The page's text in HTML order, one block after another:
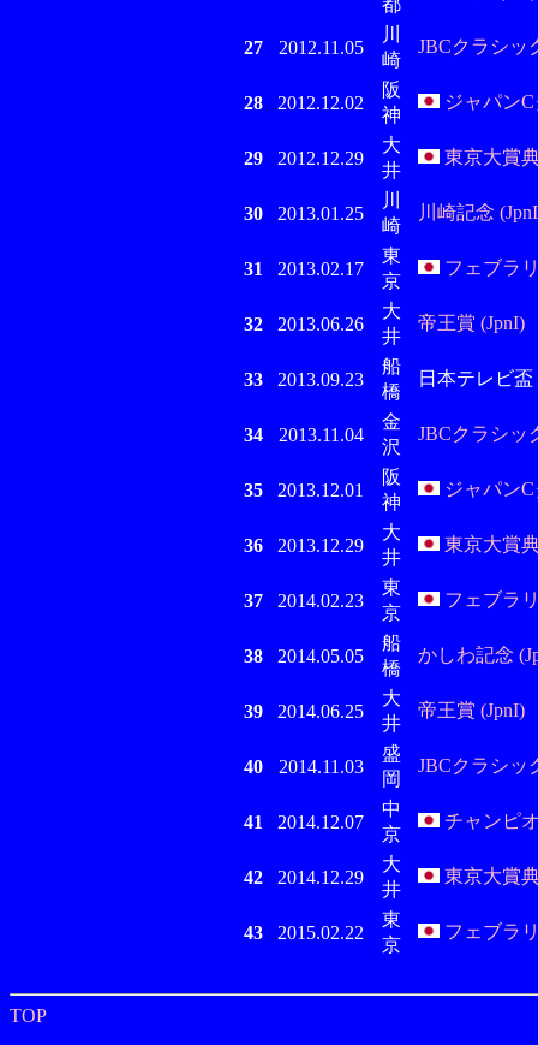
都
27 2012.11.05
川
崎
JBCクラシッ
28 2012.12.02
阪
神
ジャパン
29 2012.12.29
大
井
東京大賞
30 2013.01.25
川
崎
川崎記念
31 2013.02.17
東
京
フェブラ
32 2013.06.26
大
井
帝王賞 (JpnI)
33 2013.09.23
船
橋
日本テレビ盃
34 2013.11.04
金
沢
JBCクラシッ
35 2013.12.01
阪
神
ジャパン
36 2013.12.29
大
井
東京大賞
37 2014.02.23
東
京
フェブラ
38 2014.05.05
船
橋
かしわ記念
39 2014.06.25
大
井
帝王賞 (JpnI)
40 2014.11.03
盛
岡
JBCクラシッ
41 2014.12.07
中
京
チャンピ
42 2014.12.29
大
井
東京大賞
43 2015.02.22
東
京
フェブラ
TOP